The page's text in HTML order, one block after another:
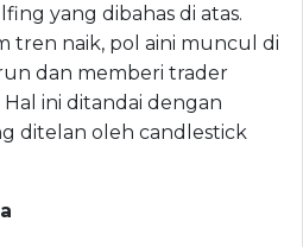
yang dibahas di atas.
tren naik, pol aini muncul di
dan memberi trader
ini ditandai dengan
ditelan oleh candlestick